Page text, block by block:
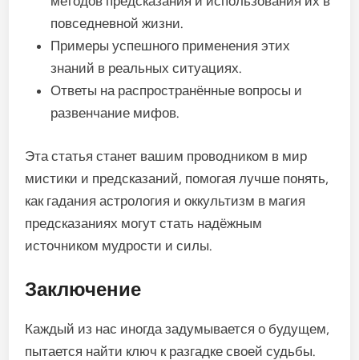
повседневной жизни.
Примеры успешного применения этих
знаний в реальных ситуациях.
Ответы на распространённые вопросы и
развенчание мифов.
Эта статья станет вашим проводником в мир
мистики и предсказаний, помогая лучше понять,
как гадания астрология и оккультизм в магия
предсказаниях могут стать надёжным
источником мудрости и силы.
Заключение
Каждый из нас иногда задумывается о будущем,
пытается найти ключ к разгадке своей судьбы.